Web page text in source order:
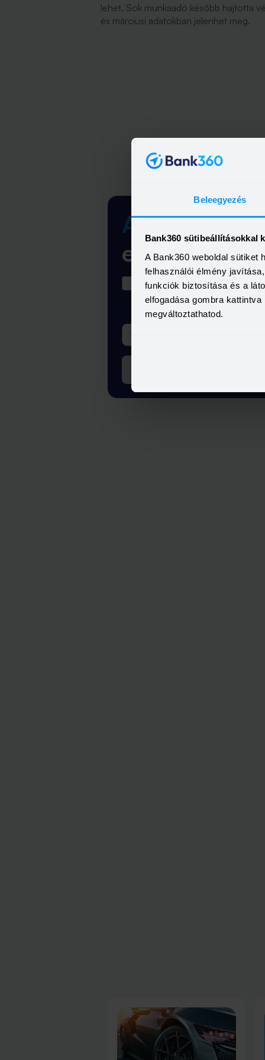
Beleegyezés
Bank360 sütibeállításokkal
A Bank360 weboldal sütiket
felhasználói élmény
funkciók biztosítása és a
elfogadása gombra
megváltoztathatod.
lehet. Sok munkaadó később hajtotta
és márciusi adatokban jelenhet meg.
A
egyenesen
Elolvastam és elfogadom a
ÁSZF-ét